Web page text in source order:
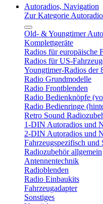
Autoradios, Navigation
Zur Kategorie
Old- & Youngtimer
Komplettgeräte
Radios für europäische
Radios für US-
Youngtimer-Radios der
Radio Grundmodelle
Radio Frontblenden
Radio Bedienknöpfe
Radio Bedienringe
Retro Sound
1-DIN Autoradios und
2-DIN Autoradios und
Fahrzeugspezifisch und
Radiozubehör allgemein
Antennentechnik
Radioblenden
Radio Einbaukits
Fahrzeugadapter
Sonstiges